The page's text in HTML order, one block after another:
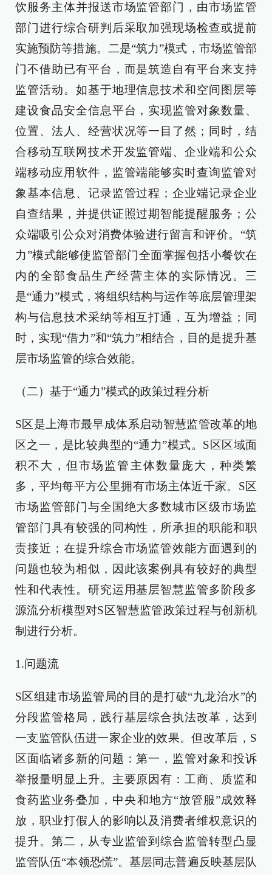
饮服务主体并报送市场监管部门，由市场监管
部门进行综合研判后采取加强现场检查或提前
实施预防等措施。二是“筑力”模式，市场监管部
门不借助已有平台，而是筑造自有平台来支持
监管活动。如基于地理信息技术和空间图层等
建设食品安全信息平台，实现监管对象数量、
位置、法人、经营状况等一目了然；同时，结
合移动互联网技术开发监管端、企业端和公众
端移动应用软件，监管端能够实时查询监管对
象基本信息、记录监管过程；企业端记录企业
自查结果，并提供证照过期智能提醒服务；公
众端吸引公众对消费体验进行留言和评价。“筑
力”模式能够使监管部门全面掌握包括小餐饮在
内的全部食品生产经营主体的实际情况。三
是“通力”模式，将组织结构与运作等底层管理架
构与信息技术采纳等相互打通，互为增益；同
时，实现“借力”和“筑力”相结合，目的是提升基
层市场监管的综合效能。
（二）基于“通力”模式的政策过程分析
S区是上海市最早成体系启动智慧监管改革的地
区之一，是比较典型的“通力”模式。S区区域面
积不大，但市场监管主体数量庞大，种类繁
多，平均每平方公里拥有市场主体近千家。S区
市场监管部门与全国绝大多数城市区级市场监
管部门具有较强的同构性，所承担的职能和职
责接近；在提升综合市场监管效能方面遇到的
问题也较为相似，因此该案例具有较好的典型
性和代表性。研究运用基层智慧监管多阶段多
源流分析模型对S区智慧监管政策过程与创新机
制进行分析。
1.问题流
S区组建市场监管局的目的是打破“九龙治水”的
分段监管格局，践行基层综合执法改革，达到
一支监管队伍进一家企业的效果。但改革后，S
区面临诸多新的问题：第一，监管对象和投诉
举报量明显上升。主要原因有：工商、质监和
食药监业务叠加，中央和地方“放管服”成效释
放，职业打假人的影响以及消费者维权意识的
提升。第二，从专业监管到综合监管转型凸显
监管队伍“本领恐慌”。基层同志普遍反映基层队